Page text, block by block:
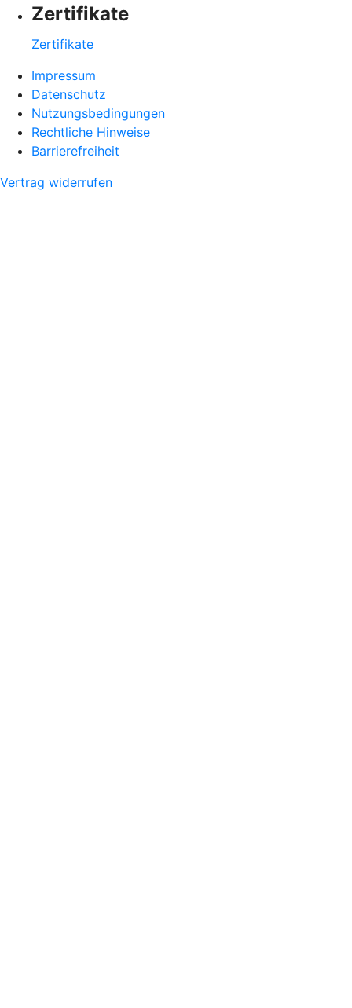
Zertifikate
Zertifikate
Impressum
Datenschutz
Nutzungsbedingungen
Rechtliche Hinweise
Barrierefreiheit
Vertrag widerrufen